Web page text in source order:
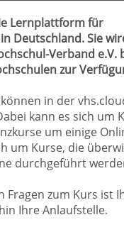
Lernplattform für
Deutschland. Sie
Verband e.V.
zur
in der
kann es sich um
um einige
um Kurse, die
durchgeführt
Fragen zum Kurs ist
Ihre Anlaufstelle.